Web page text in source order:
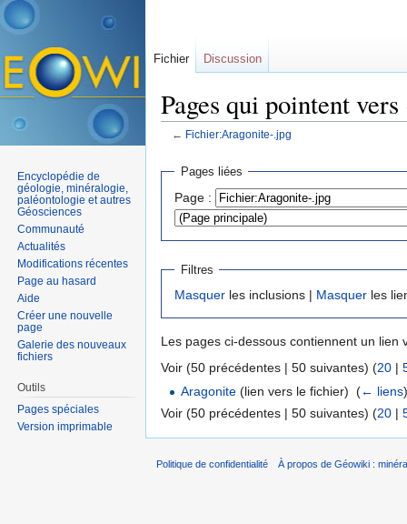
Pages qui pointent
← Fichier:Aragonite-.jpg
Pages liées
Page :
Filtres
Masquer les inclusions | Masquer les
Les pages ci-dessous contiennent un lien
Voir (50 précédentes | 50 suivantes) (20 |
Aragonite (lien vers le fichier) ‎(← liens
Voir (50 précédentes | 50 suivantes) (20 |
Fichier Discussion
Encyclopédie de
géologie, minéralogie,
paléontologie et autres
Géosciences
Communauté
Actualités
Modifications récentes
Page au hasard
Aide
Créer une nouvelle
page
Galerie des nouveaux
fichiers
Outils
Pages spéciales
Version imprimable
Politique de confidentialité À propos de Géowiki :